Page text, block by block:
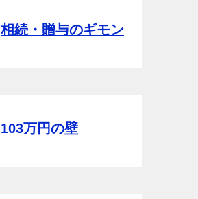
相続・贈与のギモン
103万円の壁